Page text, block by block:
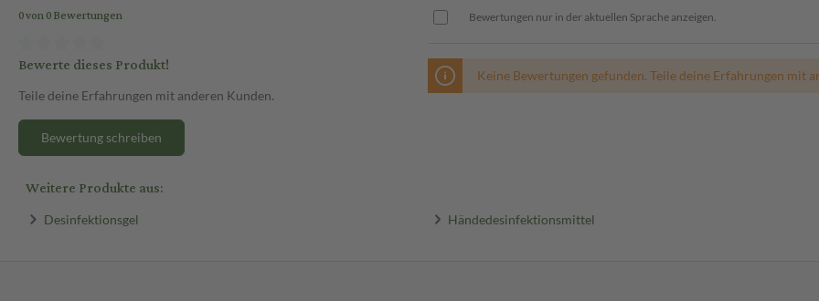
0 von 0 Bewertungen
Bewerte dieses Produkt!
Teile deine Erfahrungen mit anderen Kunden.
Bewertung schreiben
Bewertungen nur in der aktuellen Sprache anzeigen.
Keine Bewertungen gefunden. Teile deine Erfahrungen mit
Weitere Produkte aus:
Desinfektionsgel Händedesinfektionsmittel